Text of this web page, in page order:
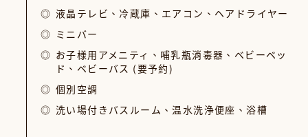
液晶テレビ、冷蔵庫、エアコン、ヘアドライヤー
ミニバー
お子様用アメニティ、哺乳瓶消毒器、ベビーベッ
ド、ベビーバス (要予約)
個別空調
洗い場付きバスルーム、温水洗浄便座、浴槽